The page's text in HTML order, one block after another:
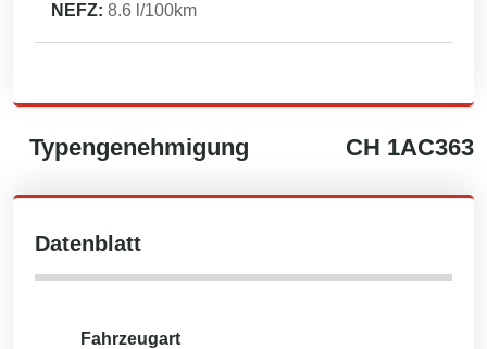
NEFZ: 8.6 l/100km
Typengenehmigung CH 1AC363
Datenblatt
Fahrzeugart